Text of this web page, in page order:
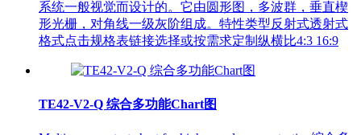
系统一般视觉而设计的。它由圆形图，多波群，垂直楔
形光栅，对角线一级灰阶组成。特性类型反射式透射式
格式点击规格表链接选择或按需求定制纵横比4:3 16:9
TE42-V2-Q 综合多功能Chart图